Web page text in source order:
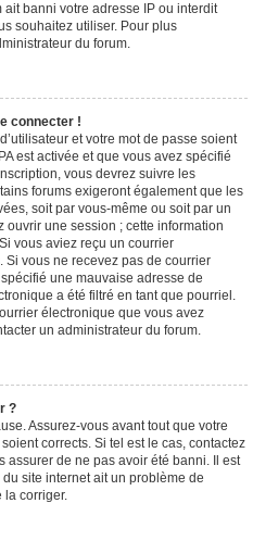
banni votre adresse IP ou interdit
souhaitez utiliser. Pour plus
du forum.
connecter !
et votre mot de passe soient
est activée et que vous avez spécifié
vous devrez suivre les
forums exigeront également que les
soit par vous-même ou soit par un
une session ; cette information
vous aviez reçu un courrier
vous ne recevez pas de courrier
une mauvaise adresse de
a été filtré en tant que pourriel.
électronique que vous avez
un administrateur du forum.
?
Assurez-vous avant tout que votre
corrects. Si tel est le cas, contactez
assurer de ne pas avoir été banni. Il est
site internet ait un problème de
la corriger.